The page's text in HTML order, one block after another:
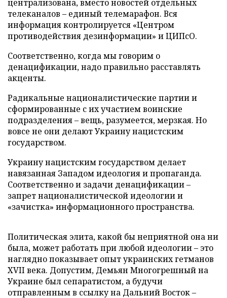
централизована, вместо новостей отдельных
телеканалов – единый телемарафон. Вся
информация контролируется «Центром
противодействия дезинформации» и ЦИПсО.
Соответственно, когда мы говорим о
денацификации, надо правильно расставлять
акценты.
Радикальные националистические партии и
сформированные с их участием воинские
подразделения – вещь, разумеется, мерзкая. Но
вовсе не они делают Украину нацистским
государством.
Украину нацистским государством делает
навязанная Западом идеология и пропаганда.
Соответственно и задачи денацификации –
запрет националистической идеологии и
«зачистка» информационного пространства.
Политическая элита, какой бы неприятной она ни
была, может работать при любой идеологии – это
наглядно показывает опыт украинских гетманов
XVII века. Допустим, Демьян Многогрешный на
Украине был сепаратистом, а будучи
отправленным в ссылку на Дальний Восток –